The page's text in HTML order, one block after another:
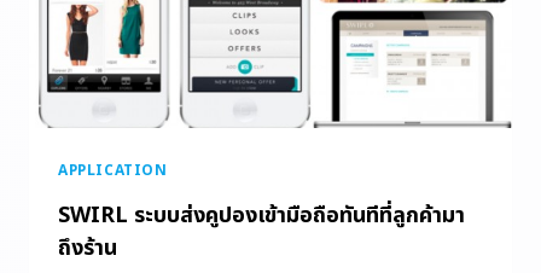
APPLICATION
SWIRL ระบบส่งคูปองเข้ามือถือทันทีที่ลูกค้ามา
ถึงร้าน